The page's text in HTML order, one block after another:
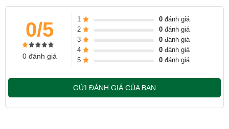
an toàn thì Sạc Macbook Apple 30W USB-C Power Adapter Chính
hãng có khả năng điều chỉnh dòng điện ổn định trên nhiều thiết bị.
Bên cạnh đó trải qua quy trình sản xuất kiểm định nghiêm ngặt nên
bạn có thể yên tâm sử dụng.
0/5
0 đánh giá
1 0đánh giá
2
0đánh giá
3
0đánh giá
4
0đánh giá
5
0đánh giá
GỬI ĐÁNH GIÁ CỦA BẠN